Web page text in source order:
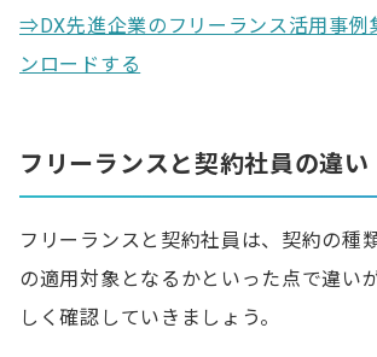
⇒DX先進企業のフリーランス活用事例
ンロードする
フリーランスと契約社員の違い
フリーランスと契約社員は、契約の種
の適用対象となるかといった点で違い
しく確認していきましょう。